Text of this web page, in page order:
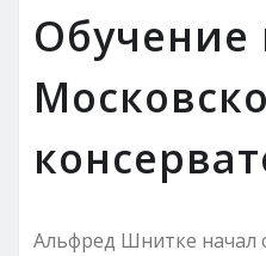
Обучение
Альфред Шнитке начал